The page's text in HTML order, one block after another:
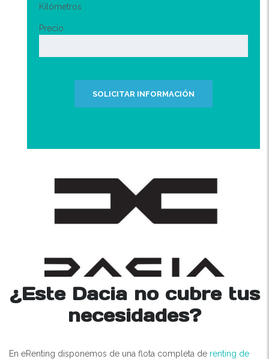
Kilómetros
Precio
SOLICITAR INFORMACIÓN
¿Este Dacia no cubre tus
necesidades?
En eRenting disponemos de una flota completa de renting de